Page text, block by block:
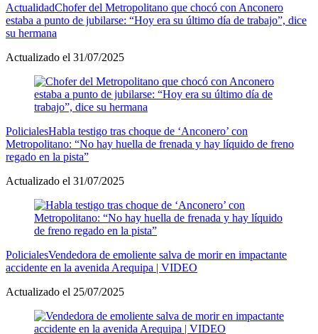
ActualidadChofer del Metropolitano que chocó con Anconero
estaba a punto de jubilarse: “Hoy era su último día de trabajo”, dice
su hermana
Actualizado el 31/07/2025
PolicialesHabla testigo tras choque de ‘Anconero’ con
Metropolitano: “No hay huella de frenada y hay líquido de freno
regado en la pista”
Actualizado el 31/07/2025
PolicialesVendedora de emoliente salva de morir en impactante
accidente en la avenida Arequipa | VIDEO
Actualizado el 25/07/2025